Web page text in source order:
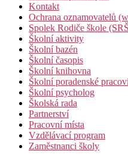
Kontakt
Ochrana oznamovatelů
Spolek Rodiče škole
Školní aktivity
Školní bazén
Školní časopis
Školní knihovna
Školní poradenské
Školní psycholog
Školská rada
Partnerství
Pracovní místa
Vzdělávací program
Zaměstnanci školy